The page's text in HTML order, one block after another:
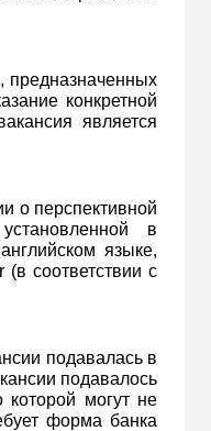
предназначенных
конкретной
является
о перспективной
в
языке,
соответствии с
подавалась в
подавалось
могут не
форма банка